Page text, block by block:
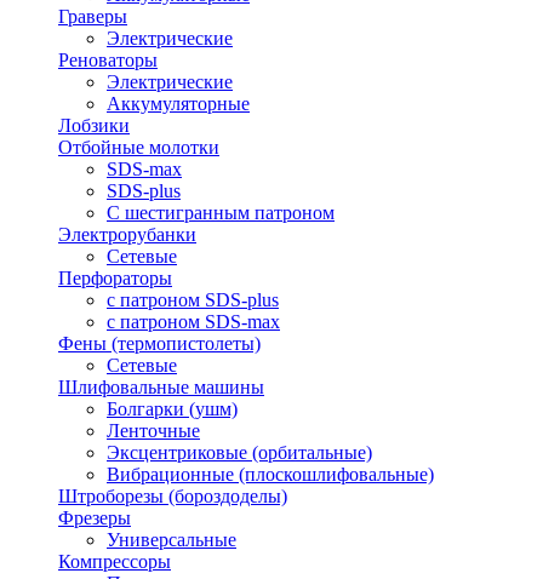
Граверы
Электрические
Реноваторы
Электрические
Аккумуляторные
Лобзики
Отбойные молотки
SDS-max
SDS-plus
С шестигранным патроном
Электрорубанки
Сетевые
Перфораторы
с патроном SDS-plus
с патроном SDS-max
Фены (термопистолеты)
Сетевые
Шлифовальные машины
Болгарки (ушм)
Ленточные
Эксцентриковые (орбитальные)
Вибрационные (плоскошлифовальные)
Штроборезы (бороздоделы)
Фрезеры
Универсальные
Компрессоры